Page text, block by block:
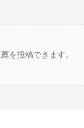
を投稿できます。